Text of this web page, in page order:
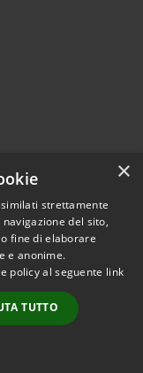
© 2026 • Comune di
Accesso
redazione
×
strettamente
del sito,
fine di elaborare
e anonime.
policy al seguente link
TUTTO